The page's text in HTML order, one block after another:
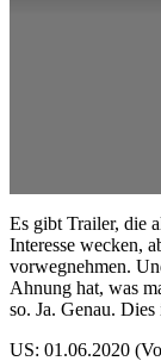
Es gibt Trailer, die
Interesse wecken,
vorwegnehmen.
Ahnung hat, was
so. Ja. Genau.
US: 01.06.2020